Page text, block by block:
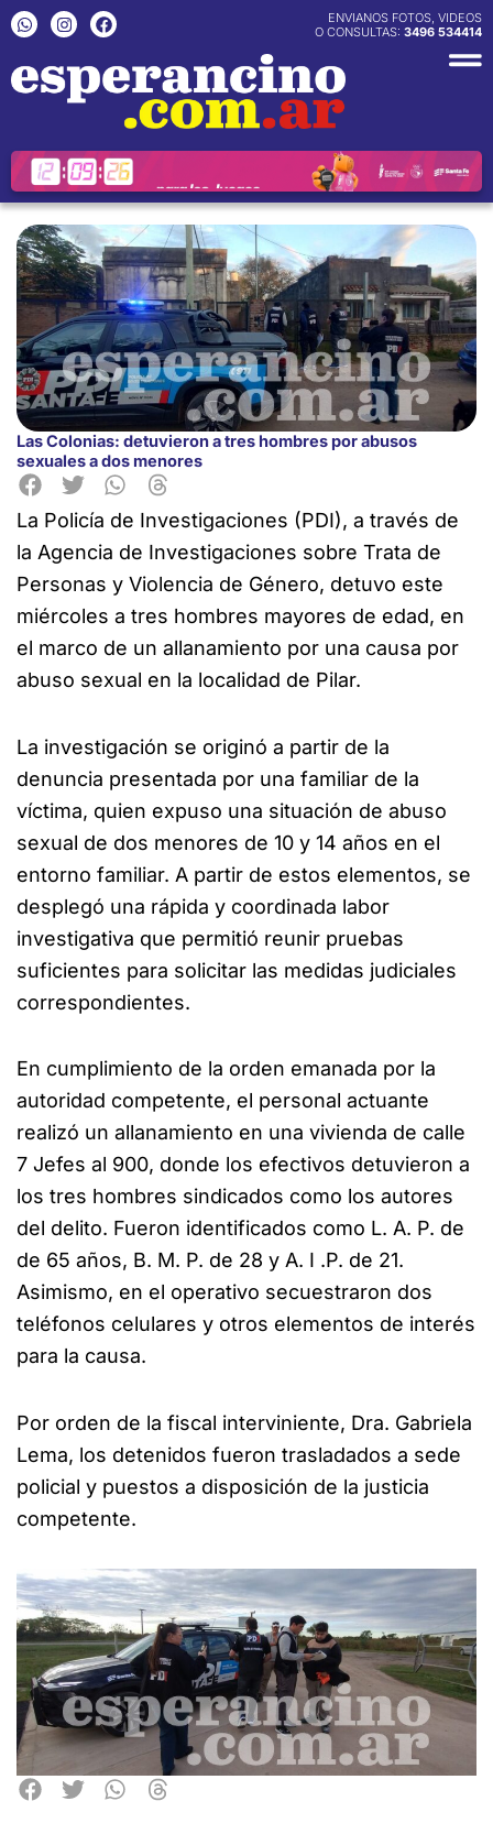
contenido
W
h
t
s
a
I
n
t
a
g
m
F
a
e
b
ENVIANOS FOTOS, VIDEOS
O CONSULTAS: 3496 534414
Las Colonias: detuvieron a tres hombres por abusos
sexuales a dos menores
La Policía de Investigaciones (PDI), a través de
la Agencia de Investigaciones sobre Trata de
Personas y Violencia de Género, detuvo este
miércoles a tres hombres mayores de edad, en
el marco de un allanamiento por una causa por
abuso sexual en la localidad de Pilar.
La investigación se originó a partir de la
denuncia presentada por una familiar de la
víctima, quien expuso una situación de abuso
sexual de dos menores de 10 y 14 años en el
entorno familiar. A partir de estos elementos, se
desplegó una rápida y coordinada labor
investigativa que permitió reunir pruebas
suficientes para solicitar las medidas judiciales
correspondientes.
En cumplimiento de la orden emanada por la
autoridad competente, el personal actuante
realizó un allanamiento en una vivienda de calle
7 Jefes al 900, donde los efectivos detuvieron a
los tres hombres sindicados como los autores
del delito. Fueron identificados como L. A. P. de
de 65 años, B. M. P. de 28 y A. I .P. de 21.
Asimismo, en el operativo secuestraron dos
teléfonos celulares y otros elementos de interés
para la causa.
Por orden de la fiscal interviniente, Dra. Gabriela
Lema, los detenidos fueron trasladados a sede
policial y puestos a disposición de la justicia
competente.